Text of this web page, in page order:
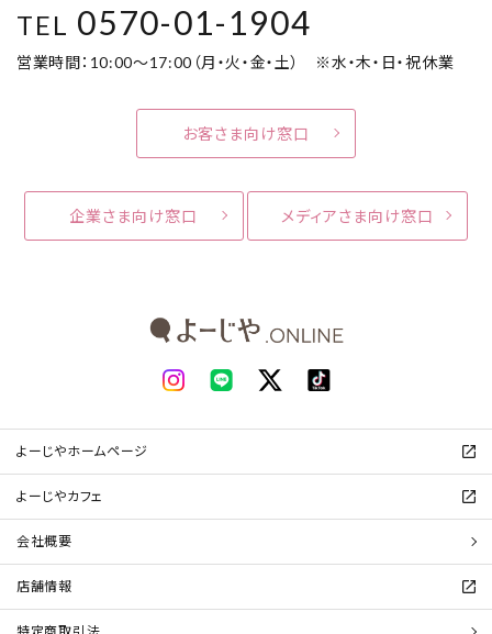
TEL 0570-01-1904
営業時間：10:00～17:00（月・火・金・土） ※水・木・日・祝休業
お客さま向け窓口
企業さま向け窓口 メディアさま向け窓口
よーじやホームページ
よーじやカフェ
会社概要
店舗情報
特定商取引法